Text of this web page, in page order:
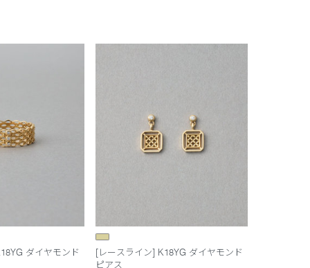
ダイヤモンド
[レースライン] K18YG ダイヤモンド
ピアス